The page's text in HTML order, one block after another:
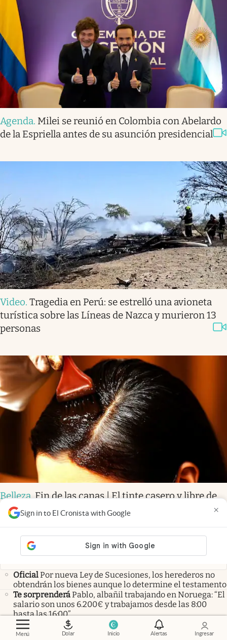
Menú Dolar Inicio Alertas Ingresar
Sign in to El Cronista with Google ×
Agenda. Milei se reunió en Colombia con Abelardo
de la Espriella antes de su asunción presidencial
Video. Tragedia en Perú: se estrelló una avioneta
turística sobre las Líneas de Nazca y murieron 13
personas
Belleza.Fin de las canas | El tinte casero y libre de
químicos que recupera la melanina del cabello:
aporta brillo y suavidad
Las más leídas
OficialPor nueva Ley de Sucesiones, los herederos no
obtendrán los bienes aunque lo determine el testamento
Te sorprenderáPablo, albañil trabajando en Noruega: “El
salario son unos 6.200€ y trabajamos desde las 8:00
hasta las 16:00”
Recomendación
Hervir hojas de laurel con ramitas de
canela y clavo de olor | Por qué recomiendan hacerlo y